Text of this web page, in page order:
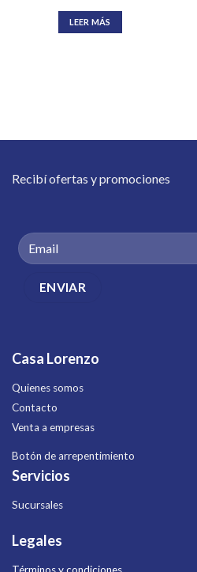
LEER MÁS
Recibí ofertas y promociones
Casa Lorenzo
Quienes somos
Contacto
Venta a empresas
Botón de arrepentimiento
Servicios
Sucursales
Legales